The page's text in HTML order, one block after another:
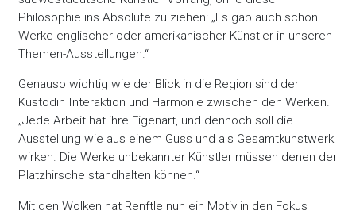
Philosophie ins Absolute zu ziehen: „Es gab auch schon
Werke englischer oder amerikanischer Künstler in unseren
Themen-Ausstellungen.“
Genauso wichtig wie der Blick in die Region sind der
Kustodin Interaktion und Harmonie zwischen den Werken.
„Jede Arbeit hat ihre Eigenart, und dennoch soll die
Ausstellung wie aus einem Guss und als Gesamtkunstwerk
wirken. Die Werke unbekannter Künstler müssen denen der
Platzhirsche standhalten können.“
Mit den Wolken hat Renftle nun ein Motiv in den Fokus